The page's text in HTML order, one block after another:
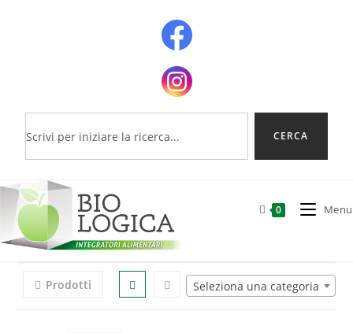
0 Menu
Seleziona una categoria
Prodotti